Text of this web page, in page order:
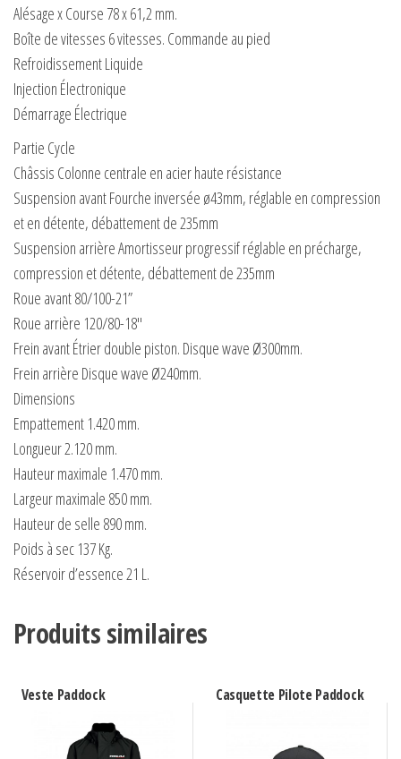
Alésage x Course 78 x 61,2 mm.
Boîte de vitesses 6 vitesses. Commande au pied
Refroidissement Liquide
Injection Électronique
Démarrage Électrique
Partie Cycle
Châssis Colonne centrale en acier haute résistance
Suspension avant Fourche inversée ø43mm, réglable en compression
et en détente, débattement de 235mm
Suspension arrière Amortisseur progressif réglable en précharge,
compression et détente, débattement de 235mm
Roue avant 80/100-21”
Roue arrière 120/80-18″
Frein avant Étrier double piston. Disque wave Ø300mm.
Frein arrière Disque wave Ø240mm.
Dimensions
Empattement 1.420 mm.
Longueur 2.120 mm.
Hauteur maximale 1.470 mm.
Largeur maximale 850 mm.
Hauteur de selle 890 mm.
Poids à sec 137 Kg.
Réservoir d’essence 21 L.
Produits similaires
Veste Paddock Casquette Pilote Paddock